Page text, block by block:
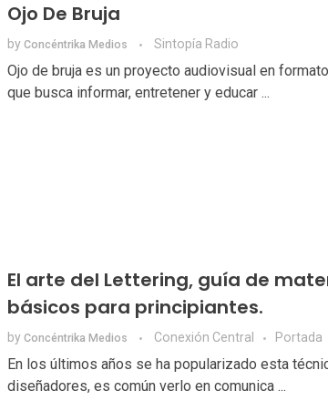
Ojo De Bruja
by Concéntrika Medios Sintopía Radio
Ojo de bruja es un proyecto audiovisual en
que busca informar, entretener y educar ...
El arte del Lettering, guía de
básicos para principiantes.
by Concéntrika Medios Conexión Central Portada
En los últimos años se ha popularizado esta
diseñadores, es común verlo en comunica ...